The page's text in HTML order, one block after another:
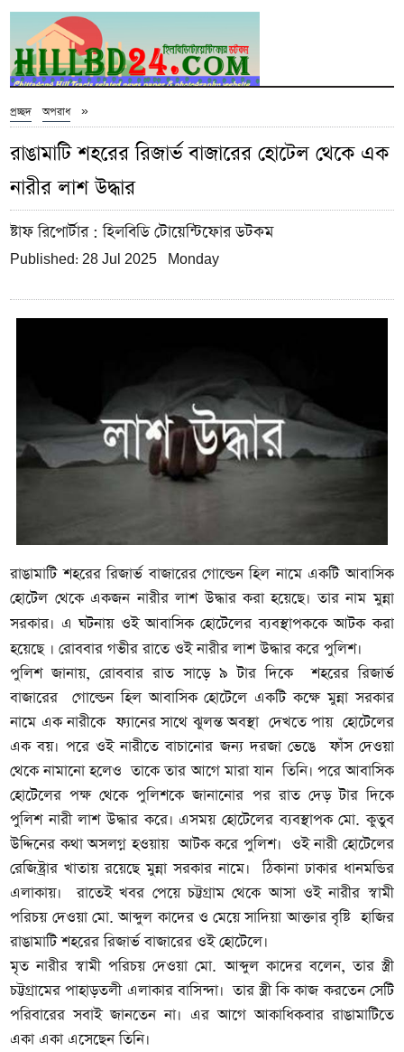
প্রচ্ছদ »
অপরাধ
রাঙামাটি শহরের রিজার্ভ বাজারের হোটেল থেকে এক
নারীর লাশ উদ্ধার
ষ্টাফ রিপোর্টার: হিলবিডি টোয়েন্টিফোর ডটকম
Published: 28 Jul 2025 Monday
রাঙামাটি শহরের রিজার্ভ বাজারের গোল্ডেন হিল নামে একটি আবাসিক
হোটেল থেকে একজন নারীর লাশ উদ্ধার করা হয়েছে। তার নামমুন্না
সরকার। এ ঘটনায় ওই আবাসিক হোটেলের ব্যবস্থাপককে আটক করা
হয়েছে । রোববার গভীর রাতে ওই নারীর লাশ উদ্ধার করে পুলিশ।
পুলিশ জানায়, রোববার রাত সাড়ে ৯ টার দিকে শহরের রিজার্ভ
বাজারের গোল্ডেন হিল আবাসিক হোটেলে একটি কক্ষে মুন্না সরকার
নামে এক নারীকে ফ্যানের সাথে ঝুলন্ত অবস্থা দেখতে পায় হোটেলের
এক বয়। পরে ওই নারীতে বাচানোর জন্য দরজা ভেঙে ফাঁস দেওয়া
থেকে নামানো হলেও তাকে তার আগে মারা যান তিনি। পরে আবাসিক
হোটেলের পক্ষ থেকে পুলিশকে জানানোর পর রাত দেড় টার দিকে
পুলিশ নারী লাশ উদ্ধার করে। এসময় হোটেলের ব্যবস্থাপক মো. কুতুব
উদ্দিনের কথা অসলগ্ন হওয়ায় আটক করে পুলিশ। ওই নারী হোটেলের
রেজিষ্ট্রার খাতায় রয়েছে মুন্না সরকার নামে। ঠিকানা ঢাকার ধানমন্ডির
এলাকায়। রাতেই খবর পেয়ে চট্টগ্রাম থেকে আসা ওই নারীর স্বামী
পরিচয় দেওয়া মো. আব্দুল কাদের ও মেয়ে সাদিয়া আক্তার বৃষ্টি হাজির
রাঙামাটি শহরের রিজার্ভ বাজারের ওই হোটেলে।
মৃত নারীর স্বামী পরিচয় দেওয়া মো. আব্দুল কাদের বলেন, তার স্ত্রী
চট্টগ্রামের পাহাড়তলী এলাকার বাসিন্দা। তার স্ত্রী কি কাজ করতেন সেটি
পরিবারের সবাই জানতেন না। এর আগে আকাধিকবার রাঙামাটিতে
একা একা এসেছেন তিনি।